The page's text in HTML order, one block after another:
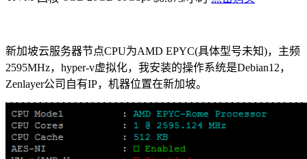
新加坡云服务器节点CPU为AMD EPYC(具体型号未知)，主频
2595MHz，hyper-v虚拟化，我安装的操作系统是Debian12，
Zenlayer公司自有IP，机器位置在新加坡。